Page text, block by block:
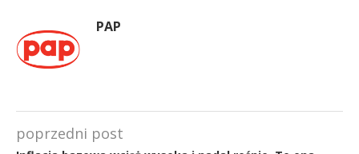
PAP
poprzedni post